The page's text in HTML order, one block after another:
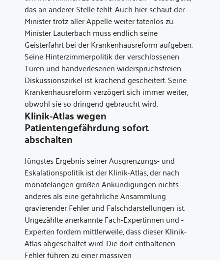
das an anderer Stelle fehlt. Auch hier schaut der
Minister trotz aller Appelle weiter tatenlos zu.
Minister Lauterbach muss endlich seine
Geisterfahrt bei der Krankenhausreform aufgeben.
Seine Hinterzimmerpolitik der verschlossenen
Türen und handverlesenen widerspruchsfreien
Diskussionszirkel ist krachend gescheitert. Seine
Krankenhausreform verzögert sich immer weiter,
obwohl sie so dringend gebraucht wird.
Klinik-Atlas wegen
Patientengefährdung sofort
abschalten
Jüngstes Ergebnis seiner Ausgrenzungs- und
Eskalationspolitik ist der Klinik-Atlas, der nach
monatelangen großen Ankündigungen nichts
anderes als eine gefährliche Ansammlung
gravierender Fehler und Falschdarstellungen ist.
Ungezählte anerkannte Fach-Expertinnen und -
Experten fordern mittlerweile, dass dieser Klinik-
Atlas abgeschaltet wird. Die dort enthaltenen
Fehler führen zu einer massiven